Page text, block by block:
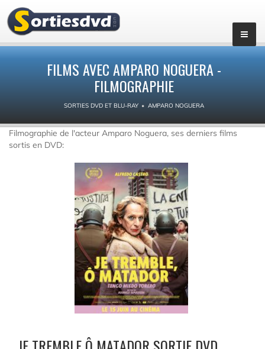
FILMS AVEC AMPARO NOGUERA -
FILMOGRAPHIE
SORTIES DVD ET BLU-RAY AMPARO NOGUERA
Filmographie de l'acteur Amparo Noguera, ses derniers films
sortis en DVD: